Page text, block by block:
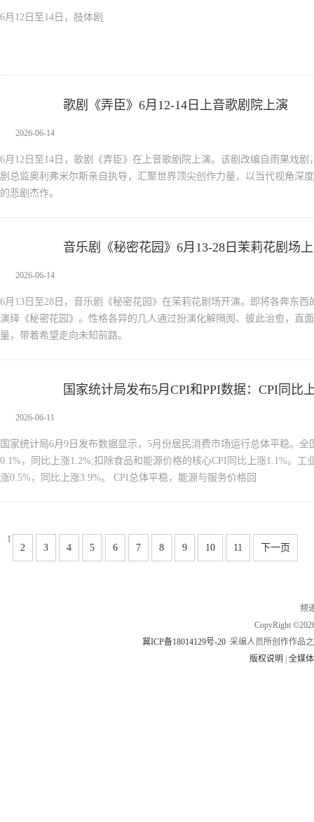
6月12日至14日，肢体剧
歌剧《弄臣》6月12-14日上音歌剧院上演
2026-06-14
6月12日至14日，歌剧《弄臣》在上音歌剧院上演。该剧改编自雨果戏
剧总监奥利弗米尔斯亲自执导，汇聚世界顶尖创作力量，以当代视角深
的悲剧杰作。
音乐剧《秘密花园》6月13-28日茉莉花剧场
2026-06-14
6月13日至28日，音乐剧《秘密花园》在茉莉花剧场开演。即将各奔东
演绎《秘密花园》。性格各异的几人通过扮演化解隔阂、彼此治愈，直
量，带着希望走向未知前路。
国家统计局发布5月CPI和PPI数据：CPI同比
3.9%2026-06-11
国家统计局6月9日发布数据显示，5月份居民消费市场运行总体平稳。
0.1%，同比上涨1.2%;扣除食品和能源价格的核心CPI同比上涨1.1%。工
涨0.5%，同比上涨3.9%。 CPI总体平稳，能源与服务价格回
1
2 3 4 5 6 7 8 9 10 11 下一页
频
CopyRight
冀ICP备18014129号-20 采编人员所创作作品
版权说明
|全媒